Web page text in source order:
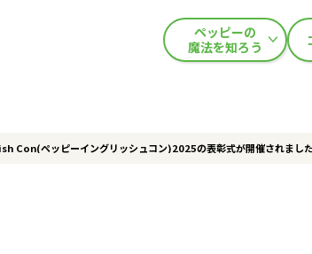
ペッピーの
魔法を知ろう
Con(ペッピーイングリッシュコン)2025の表彰式が開催されまし